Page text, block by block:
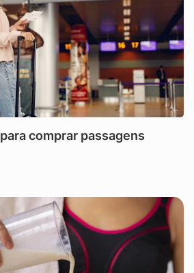
comprar passagens